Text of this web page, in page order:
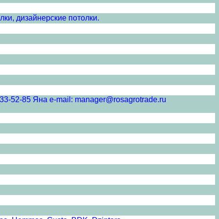
дизайнерские потолки.
Яна e-mail: manager@rosagrotrade.ru